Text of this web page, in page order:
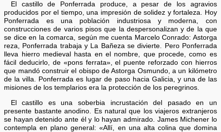
El castillo de Ponferrada produce, a pesar de los agravios
producidos por el tiempo, una impresión de solidez y fortaleza. Hoy
Ponferrada es una población industriosa y moderna, con
construcciones de varios pisos que la despersonalizan y de la que
se dice en la comarca, según me cuenta Marcelo Conrado: Astorga
reza, Ponferrada trabaja y La Bañeza se divierte. Pero Ponferrada
lleva hierro medieval hasta en el nombre, que procede, como es
fácil deducirlo, de «pons ferrata», el puente reforzado con hierros
que mandó construir el obispo de Astorga Osmundo, a un kilómetro
de la villa. Ponferrada es lugar de paso hacia Galicia, y una de las
misiones de los templarios era la protección de los peregrinos.
El castillo es una soberbia incrustación del pasado en un
presente bastante anodino. Es natural que los viajeros extranjeros
se hayan detenido ante él y lo hayan admirado. James Michener lo
contempla en plano general: «Allí, en una alta colina que domina